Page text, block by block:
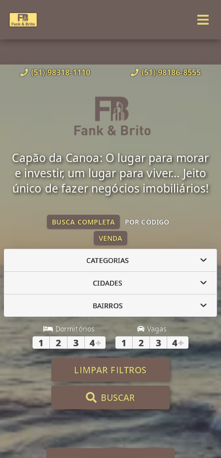
(51) 98318-1110 (51) 98186-8555
Capão da Canoa: O lugar para morar
e investir, um lugar para viver... Jeito
único de fazer negócios imobiliários!
VENDA
BUSCA COMPLETA POR CÓDIGO
CATEGORIAS
CIDADES
BAIRROS
Dormitórios
1 2 3 4+
Vagas
1 2 3 4+
LIMPAR FILTROS
BUSCAR